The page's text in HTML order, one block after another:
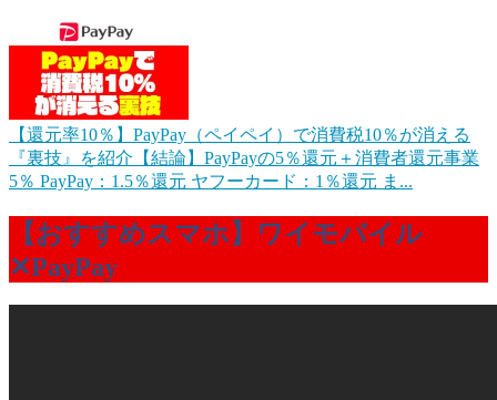
【還元率10％】PayPay（ペイペイ）で消費税10％が消える
『裏技』を紹介 【結論】PayPayの5％還元＋消費者還元事業
5％ PayPay：1.5％還元 ヤフーカード：1％還元 ま...
【おすすめスマホ】ワイモバイル
✕PayPay